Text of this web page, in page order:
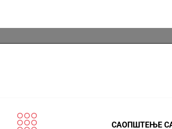
САОПШТЕЊЕ